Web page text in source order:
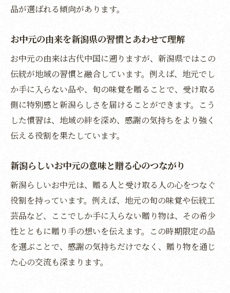
新潟県でお中元が遅れた場合の挨拶文の工
夫
お中元の代わりになる贈り方のポイント
お中元時期を過ぎたら暑中見舞いで心を伝
える
新潟でのマナーを守るためのお中元再確認
お中元に込める思いと新潟の贈答文化
魅力
新潟県独自の贈答マナーとお中元の心遣い
お中元で感じる新潟県の人と人とのつなが
り
新潟の贈答習慣から学ぶお中元の大切さ
お中元に表れる新潟県の価値観と礼儀
品が選ばれる傾向があります。
お中元の由来を新潟県の習慣とあわせて理解
お中元の由来は古代中国に遡りますが、新潟県ではこの
伝統が地域の習慣と融合しています。例えば、地元でし
か手に入らない品や、旬の味覚を贈ることで、受け取る
側に特別感と新潟らしさを届けることができます。こう
した慣習は、地域の絆を深め、感謝の気持ちをより強く
伝える役割を果たしています。
新潟らしいお中元の意味と贈る心のつながり
新潟らしいお中元は、贈る人と受け取る人の心をつなぐ
役割を持っています。例えば、地元の旬の味覚や伝統工
芸品など、ここでしか手に入らない贈り物は、その希少
性とともに贈り手の想いを伝えます。この時期限定の品
を選ぶことで、感謝の気持ちだけでなく、贈り物を通じ
た心の交流も深まります。